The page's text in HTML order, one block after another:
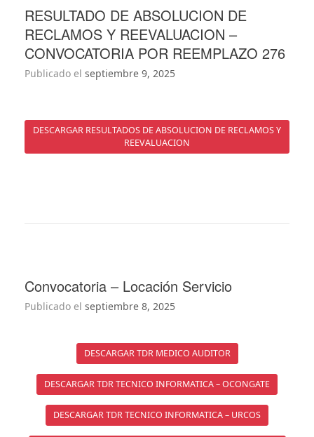
RESULTADO DE ABSOLUCION DE
RECLAMOS Y REEVALUACION –
CONVOCATORIA POR REEMPLAZO 276
Publicado el septiembre 9, 2025
DESCARGAR RESULTADOS DE ABSOLUCION DE RECLAMOS Y
REEVALUACION
Convocatoria – Locación Servicio
Publicado el septiembre 8, 2025
DESCARGAR TDR MEDICO AUDITOR
DESCARGAR TDR TECNICO INFORMATICA – OCONGATE
DESCARGAR TDR TECNICO INFORMATICA – URCOS